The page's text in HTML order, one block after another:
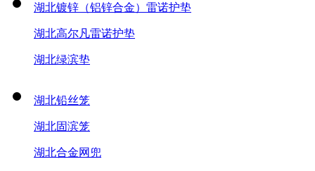
湖北镀锌（铝锌合金）雷诺护垫
湖北高尔凡雷诺护垫
湖北绿滨垫
湖北铅丝笼
湖北固滨笼
湖北合金网兜